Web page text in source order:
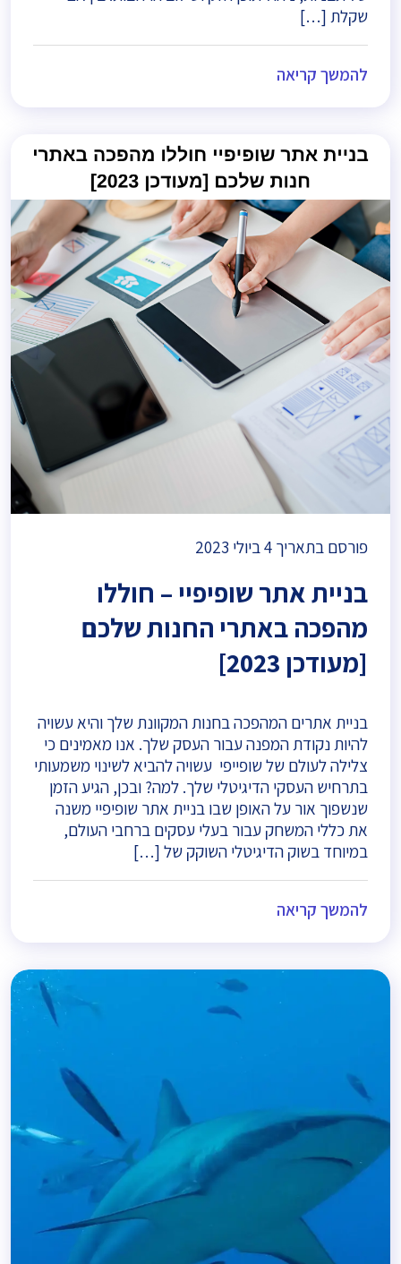
שקלת […]
להמשך קריאה
פורסם בתאריך 4 ביולי 2023
בניית אתר שופיפיי – חוללו
מהפכה באתרי החנות שלכם
[מעודכן 2023]
בניית אתרים המהפכה בחנות המקוונת שלך והיא עשויה
להיות נקודת המפנה עבור העסק שלך. אנו מאמינים כי
צלילה לעולם של שופייפי עשויה להביא לשינוי משמעותי
בתרחיש העסקי הדיגיטלי שלך. למה? ובכן, הגיע הזמן
שנשפוך אור על האופן שבו בניית אתר שופיפיי משנה
את כללי המשחק עבור בעלי עסקים ברחבי העולם,
במיוחד בשוק הדיגיטלי השוקק של […]
להמשך קריאה